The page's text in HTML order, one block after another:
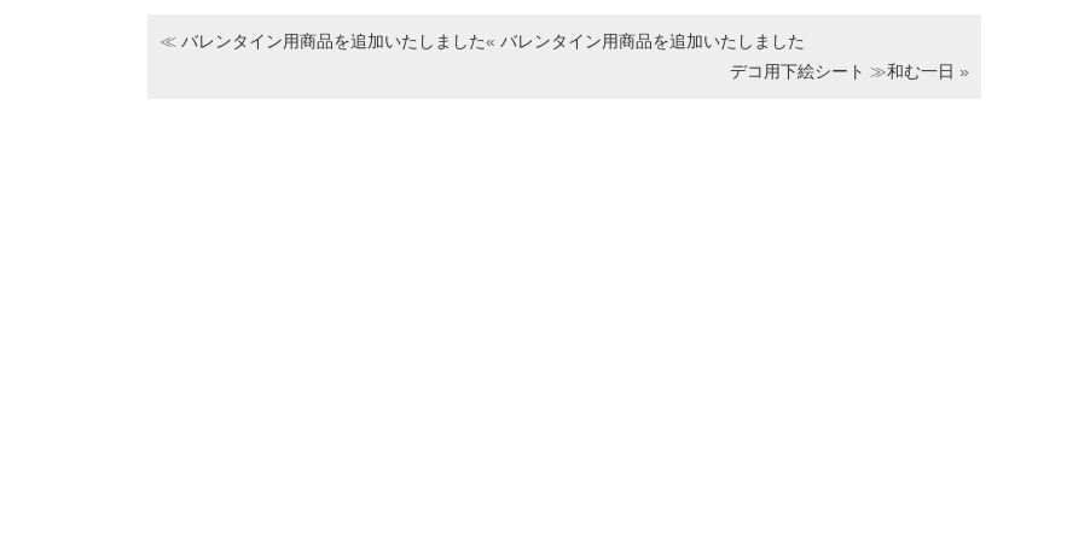
≪ バレンタイン用商品を追加いたしました« バレンタイン用商品を追加いたしました
デコ用下絵シート ≫和む一日 »